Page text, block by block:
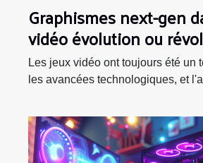
Graphismes next-gen
vidéo évolution ou
visuelle
Les jeux vidéo ont toujours été un
les avancées technologiques, et